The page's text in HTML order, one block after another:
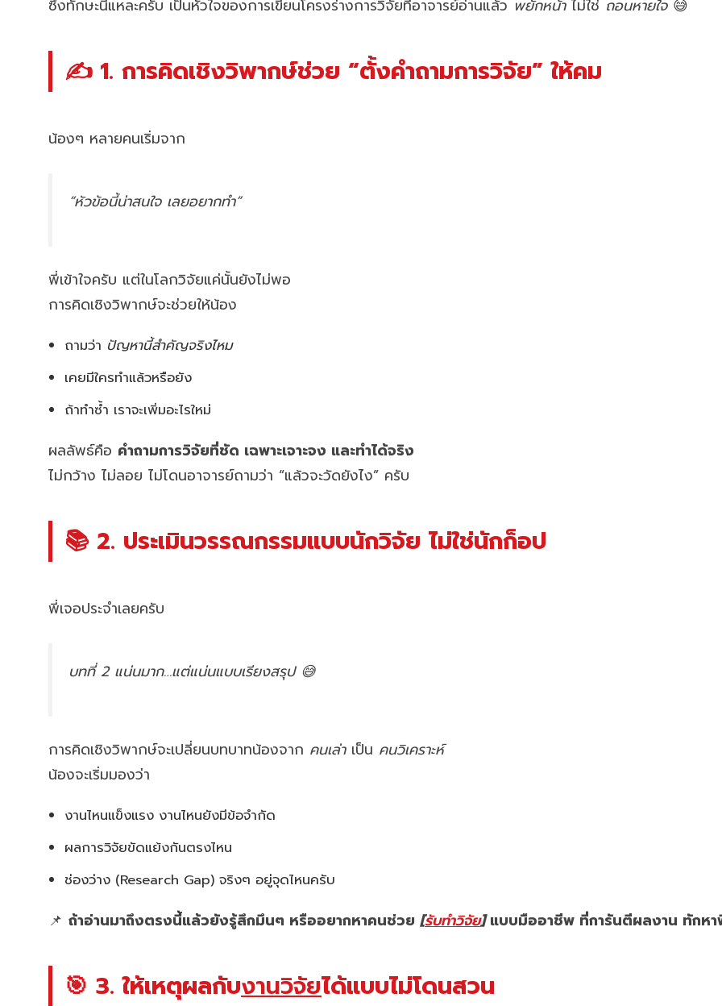
ซึ่งทักษะนี้แหละครับ เป็นหัวใจของการเขียนโครงร่างการวิจัยที่อาจารย์อ่านแล้ว พยักหน้าไม่ใช่ ถอนหายใจ😅
✍️ 1. การคิดเชิงวิพากษ์ช่วย “ตั้งคำถามการวิจัย” ให้คม
น้องๆ หลายคนเริ่มจาก
“หัวข้อนี้น่าสนใจ เลยอยากทำ”
พี่เข้าใจครับ แต่ในโลกวิจัยแค่นั้นยังไม่พอ
การคิดเชิงวิพากษ์จะช่วยให้น้อง
ถามว่า ปัญหานี้สำคัญจริงไหม
เคยมีใครทำแล้วหรือยัง
ถ้าทำซ้ำ เราจะเพิ่มอะไรใหม่
ผลลัพธ์คือ คำถามการวิจัยที่ชัด เฉพาะเจาะจง และทำได้จริง
ไม่กว้าง ไม่ลอย ไม่โดนอาจารย์ถามว่า “แล้วจะวัดยังไง” ครับ
📚 2. ประเมินวรรณกรรมแบบนักวิจัย ไม่ใช่นักก็อป
พี่เจอประจำเลยครับ
บทที่ 2 แน่นมาก…แต่แน่นแบบเรียงสรุป 😅
การคิดเชิงวิพากษ์จะเปลี่ยนบทบาทน้องจาก คนเล่าเป็น คนวิเคราะห์
น้องจะเริ่มมองว่า
งานไหนแข็งแรง งานไหนยังมีข้อจำกัด
ผลการวิจัยขัดแย้งกันตรงไหน
ช่องว่าง (Research Gap) จริงๆ อยู่จุดไหนครับ
📌 ถ้าอ่านมาถึงตรงนี้แล้วยังรู้สึกมึนๆ หรืออยากหาคนช่วย [รับทำวิจัย]แบบมืออาชีพ ที่การันตีผลงาน ทักหา
🎯 3. ให้เหตุผลกับงานวิจัยได้แบบไม่โดนสวน